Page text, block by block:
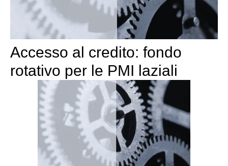
Accesso al credito: fondo
rotativo per le PMI laziali